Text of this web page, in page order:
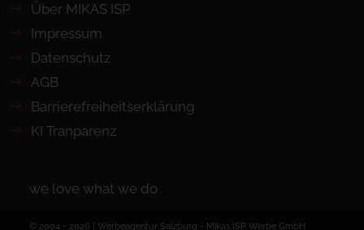
Über MIKAS ISP
Impressum
Datenschutz
AGB
Barrierefreiheits­erklärung
KI Tranparenz
we love what we do
© 2004 - 2026 | Werbeagentur Salzburg - Mikas ISP Werbe GmbH